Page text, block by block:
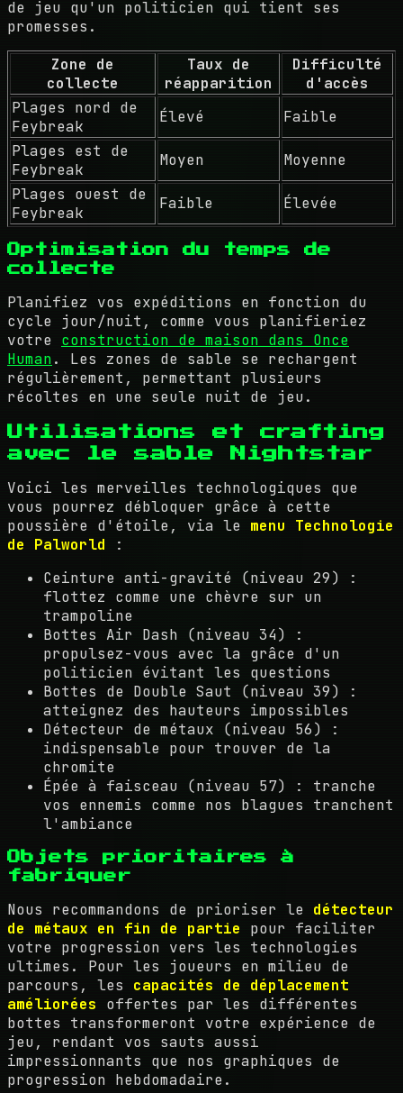
de jeu qu'un politicien qui tient ses
promesses.
Zone de
collecte
Taux de
réapparition
Difficulté
d'accès
Plages nord de
Feybreak
Élevé
Faible
Plages est de
Feybreak
Moyen
Moyenne
Plages ouest de
Feybreak
Faible Élevée
Optimisation du temps de
collecte
Planifiez vos expéditions en fonction du
cycle jour/nuit, comme vous planifieriez
votre construction de maison dans Once
Human. Les zones de sable se rechargent
régulièrement, permettant plusieurs
récoltes en une seule nuit de jeu.
Utilisations et crafting
avec le sable Nightstar
Voici les merveilles technologiques que
vous pourrez débloquer grâce à cette
poussière d'étoile, via le menu Technologie
de Palworld :
Ceinture anti-gravité (niveau 29) :
flottez comme une chèvre sur un
trampoline
Bottes Air Dash (niveau 34) :
propulsez-vous avec la grâce d'un
politicien évitant les questions
Bottes de Double Saut (niveau 39) :
atteignez des hauteurs impossibles
Détecteur de métaux (niveau 56) :
indispensable pour trouver de la
chromite
Épée à faisceau (niveau 57) : tranche
vos ennemis comme nos blagues tranchent
l'ambiance
Objets prioritaires à
fabriquer
Nous recommandons de prioriser le détecteur
de métaux en fin de partie pour faciliter
votre progression vers les technologies
ultimes. Pour les joueurs en milieu de
parcours, les capacités de déplacement
améliorées offertes par les différentes
bottes transformeront votre expérience de
jeu, rendant vos sauts aussi
impressionnants que nos graphiques de
progression hebdomadaire.